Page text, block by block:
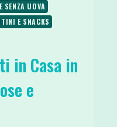
SENZA UOVA
E SNACKS
in Casa in
e